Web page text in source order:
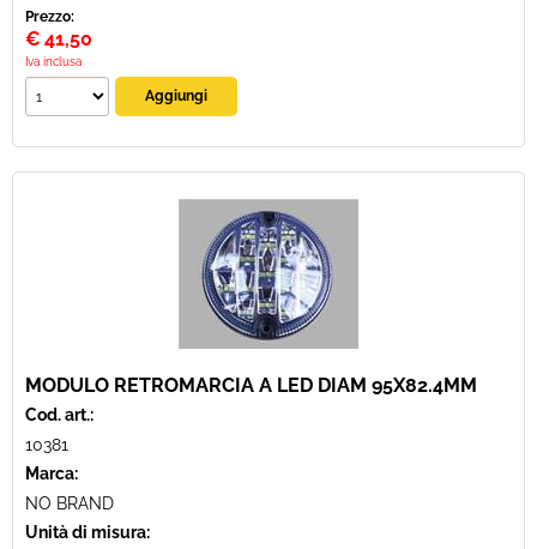
Prezzo:
€ 41,50
Iva inclusa
MODULO RETROMARCIA A LED DIAM 95X82.4MM
Cod. art.:
10381
Marca:
NO BRAND
Unità di misura: